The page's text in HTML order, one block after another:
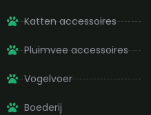
Katten accessoires
Pluimvee accessoires
Vogelvoer
Boederij